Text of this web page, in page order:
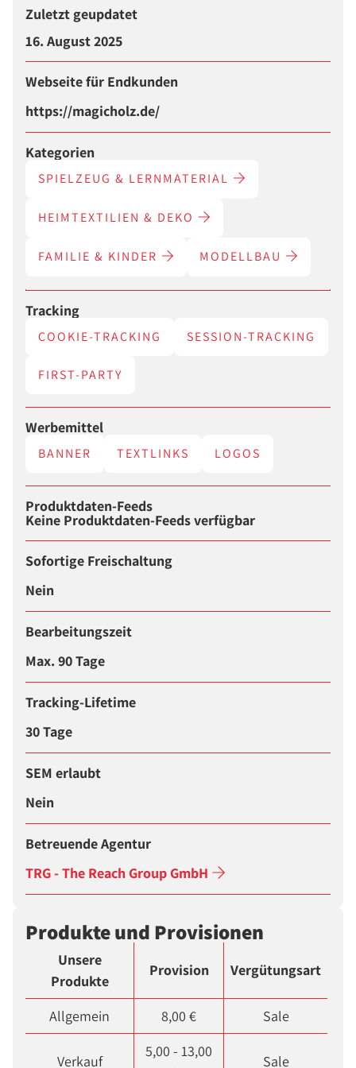
Zuletzt geupdatet
16. August 2025
Webseite für Endkunden
https://magicholz.de/
Kategorien
SPIELZEUG & LERNMATERIAL
HEIMTEXTILIEN & DEKO
FAMILIE & KINDER MODELLBAU
Tracking
COOKIE-TRACKING SESSION-TRACKING
FIRST-PARTY
Werbemittel
BANNER TEXTLINKS LOGOS
Produktdaten-Feeds
Keine Produktdaten-Feeds verfügbar
Sofortige Freischaltung
Nein
Bearbeitungszeit
Max. 90 Tage
Tracking-Lifetime
30 Tage
SEM erlaubt
Nein
Betreuende Agentur
TRG - The Reach Group GmbH
Produkte und Provisionen
Unsere
Produkte
Provision Vergütungsart
Allgemein 8,00 € Sale
Verkauf
5,00 - 13,00
Sale